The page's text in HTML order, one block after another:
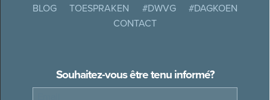
BLOG
TOESPRAKEN #DWVG
#DAGKOEN
CONTACT
Souhaitez-vous être tenu informé?